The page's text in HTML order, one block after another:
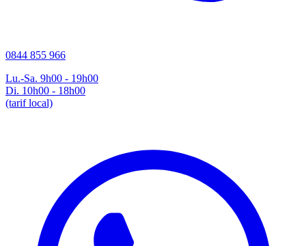
0844 855 966
Lu.-Sa. 9h00 - 19h00
Di. 10h00 - 18h00
(tarif local)